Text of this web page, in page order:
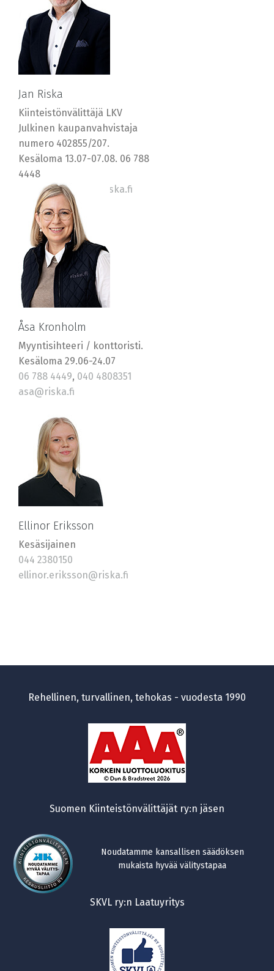
Jan Riska
Kiinteistönvälittäjä LKV
Julkinen kaupanvahvistaja
numero 402855/207.
Kesäloma 13.07-07.08. 06 788
4448
0400 569577, jan@riska.fi
Åsa Kronholm
Myyntisihteeri / konttoristi.
Kesäloma 29.06-24.07
06 788 4449, 040 4808351
asa@riska.fi
Ellinor Eriksson
Kesäsijainen
044 2380150
ellinor.eriksson@riska.fi
Rehellinen, turvallinen, tehokas - vuodesta 1990
Suomen Kiinteistönvälittäjät ry:n jäsen
Noudatamme kansallisen säädöksen
mukaista hyvää välitystapaa
SKVL ry:n Laatuyritys